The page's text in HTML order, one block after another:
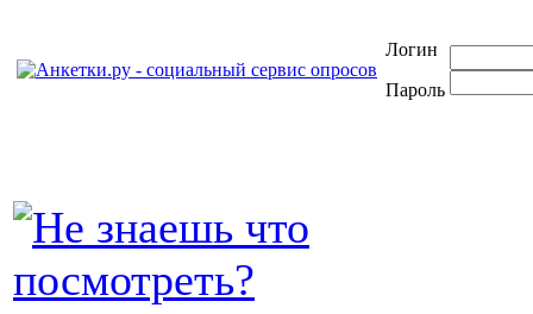
Логин
Пароль